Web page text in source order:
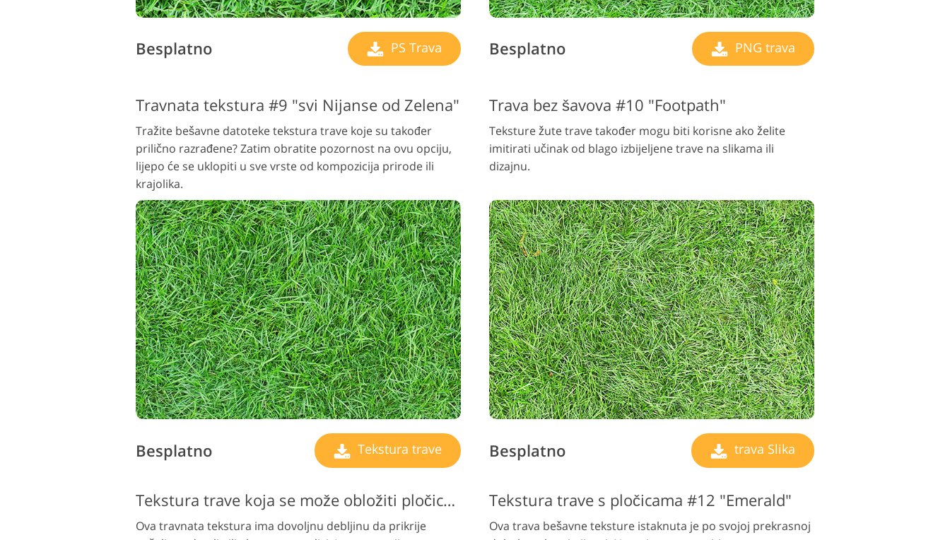
Besplatno PS Trava Besplatno PNG trava
Travnata tekstura #9 "svi Nijanse od Zelena"
Tražite bešavne datoteke tekstura trave koje su također
prilično razrađene? Zatim obratite pozornost na ovu opciju,
lijepo će se uklopiti u sve vrste od kompozicija prirode ili
krajolika.
Besplatno Tekstura trave
Trava bez šavova #10 "Footpath"
Teksture žute trave također mogu biti korisne ako želite
imitirati učinak od blago izbijeljene trave na slikama ili
dizajnu.
Besplatno trava Slika
Tekstura trave koja se može obložiti pločicama #11 "Thick"
Ova travnata tekstura ima dovoljnu debljinu da prikrije
Tekstura trave s pločicama #12 "Emerald"
Ova trava bešavne teksture istaknuta je po svojoj prekrasnoj